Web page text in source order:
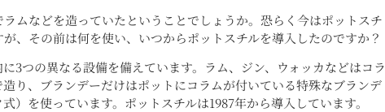
ラムなどを造っていたということでしょうか。恐らく今はポットスチ
、その前は何を使い、いつからポットスチルを導入したのですか？
に3つの異なる設備を備えています。ラム、ジン、ウォッカなどはコラ
り、ブランデーだけはポットにコラムが付いている特殊なブランデ
）を使っています。ポットスチルは1987年から導入しています。